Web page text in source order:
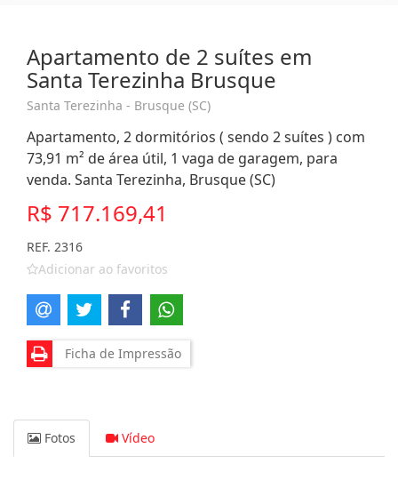
Apartamento de 2 suítes em
Santa Terezinha Brusque
Santa Terezinha - Brusque (SC)
Apartamento, 2 dormitórios ( sendo 2 suítes ) com
73,91 m² de área útil, 1 vaga de garagem, para
venda. Santa Terezinha, Brusque (SC)
R$ 717.169,41
REF. 2316
Adicionar ao favoritos
Ficha de Impressão
Fotos Vídeo